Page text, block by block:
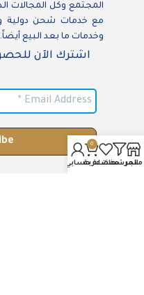
المجتمع وكل المجالات
مع خدمات شحن دولية
وخدمات ما بعد البيع أيضاً.
اشترك الآن
متجر
المرشحات
مفضلة
0
عربةحسابي